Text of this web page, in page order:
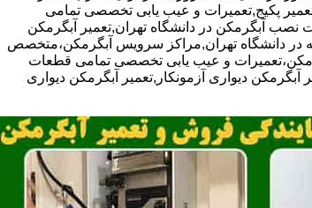
پکیج,تعمیرات و عیب یابی تخصصی تمامی
نصب آبگرمکن در دانشگاه تهران,تعمیر آبگرمکن
در دانشگاه تهران,مراکز سرویس آبگرمکن،متخصص
و عیب یابی تخصصی تمامی قطعات
دیواری آزمونکار,تعمیر آبگرمکن دیواری